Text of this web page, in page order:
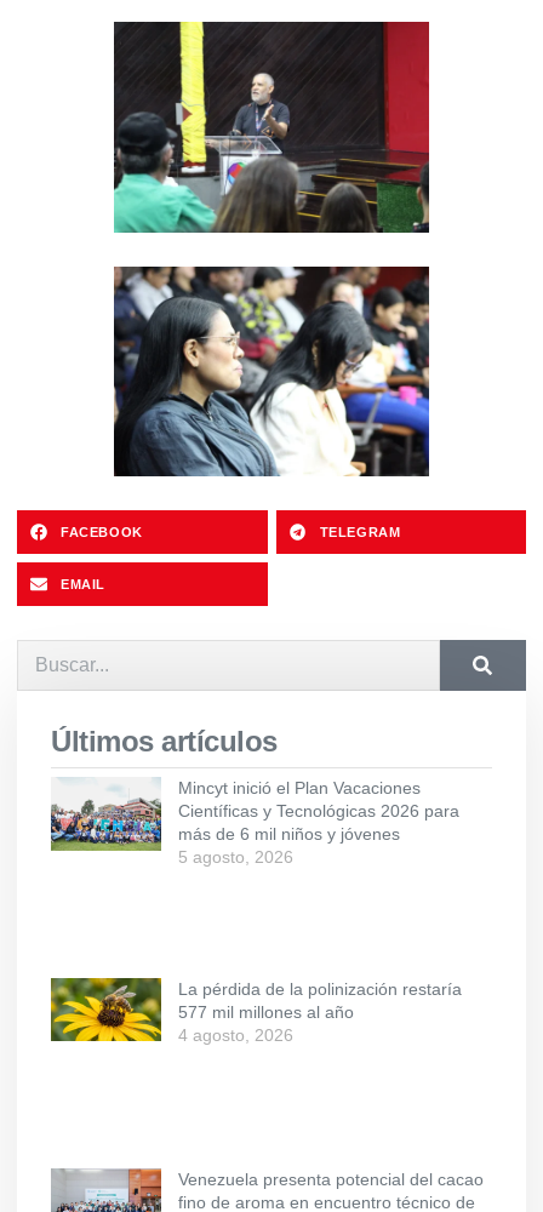
FACEBOOK TELEGRAM
EMAIL
Últimos artículos
Mincyt inició el Plan Vacaciones
Científicas y Tecnológicas 2026 para
más de 6 mil niños y jóvenes
5 agosto, 2026
La pérdida de la polinización restaría
577 mil millones al año
4 agosto, 2026
Venezuela presenta potencial del cacao
fino de aroma en encuentro técnico de